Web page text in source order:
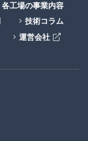
各工場の事業内容
技術コラム
運営会社